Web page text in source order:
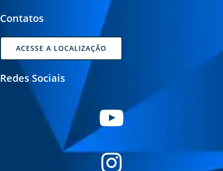
Contatos
ACESSE A LOCALIZAÇÃO
Redes Sociais